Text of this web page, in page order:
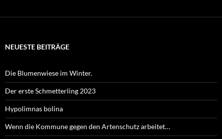
NEUESTE BEITRÄGE
Die Blumenwiese im Winter.
Der erste Schmetterling 2023
Hypolimnas bolina
Wenn die Kommune gegen den Artenschutz arbeitet…